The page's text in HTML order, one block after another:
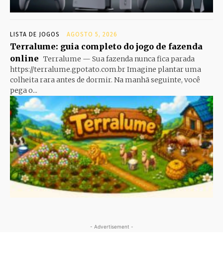
LISTA DE JOGOS AGOSTO 5, 2026
Terralume: guia completo do jogo de fazenda
online Terralume — Sua fazenda nunca fica parada
https://terralume.gpotato.com.br Imagine plantar uma
colheita rara antes de dormir. Na manhã seguinte, você
pega o...
- Advertisement -